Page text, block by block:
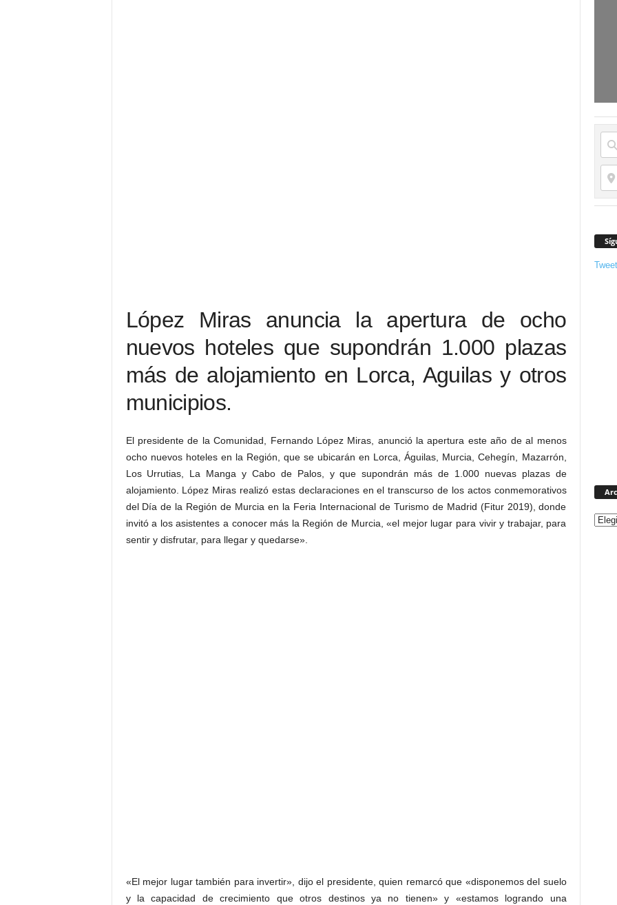
López Miras anuncia la apertura de ocho
nuevos hoteles que supondrán 1.000 plazas
más de alojamiento en Lorca, Aguilas y otros
municipios.
El presidente de la Comunidad, Fernando López Miras, anunció la apertura este año de al menos
ocho nuevos hoteles en la Región, que se ubicarán en Lorca, Águilas, Murcia, Cehegín, Mazarrón,
Los Urrutias, La Manga y Cabo de Palos, y que supondrán más de 1.000 nuevas plazas de
alojamiento. López Miras realizó estas declaraciones en el transcurso de los actos conmemorativos
del Día de la Región de Murcia en la Feria Internacional de Turismo de Madrid (Fitur 2019), donde
invitó a los asistentes a conocer más la Región de Murcia, «el mejor lugar para vivir y trabajar, para
sentir y disfrutar, para llegar y quedarse».
«El mejor lugar también para invertir», dijo el presidente, quien remarcó que «disponemos del suelo
y la capacidad de crecimiento que otros destinos ya no tienen» y «estamos logrando una